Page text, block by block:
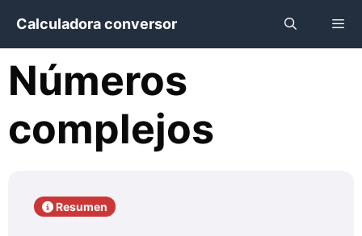
contenido
Calculadora conversor
Números
complejos
Resumen